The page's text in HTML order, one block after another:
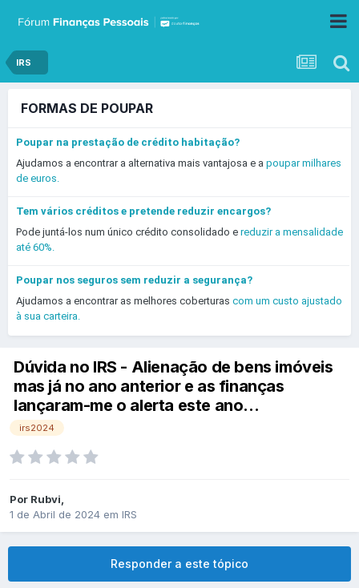
IRS
FORMAS DE POUPAR
Poupar na prestação de crédito habitação?
Ajudamos a encontrar a alternativa mais vantajosa e a poupar milhares
de euros.
Tem vários créditos e pretende reduzir encargos?
Pode juntá-los num único crédito consolidado e reduzir a mensalidade
até 60%.
Poupar nos seguros sem reduzir a segurança?
Ajudamos a encontrar as melhores coberturas com um custo ajustado
à sua carteira.
Dúvida no IRS - Alienação de bens imóveis
mas já no ano anterior e as finanças
lançaram-me o alerta este ano...
irs2024
Por Rubvi,
1 de Abril de 2024 em IRS
Responder a este tópico